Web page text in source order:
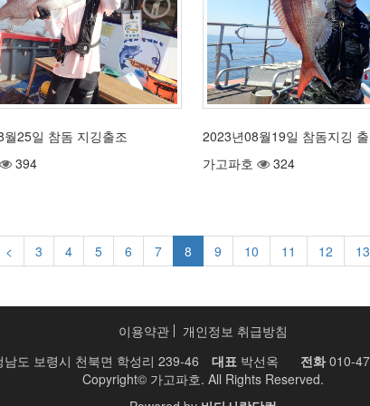
25일 참돔 지깅출조
394
2023년08월19일 참돔지깅
가고파호
324
< 3 4 5 6 7 8 9 10 11 12 13
이용약관
개인정보 취급방침
남도 보령시 천북면 학성리 239-46
대표박선옥 전화010-
Copyright© 가고파호. All Rights Reserved.